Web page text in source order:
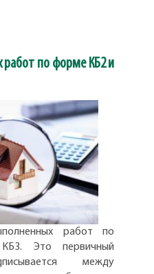
по форме КБ2 и
работ по
Это первичный
между